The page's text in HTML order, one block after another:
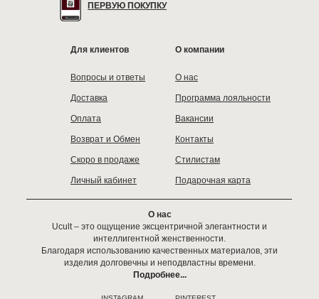
Для клиентов
Вопросы и ответы
Доставка
Оплата
ПЕРВУЮ ПОКУПКУ
Возврат и Обмен
Скоро в продаже
О компании
Личный кабинет
О нас
Программа лояльности
Вакансии
Контакты
Стилистам
Подарочная карта
О нас
Ucult – это ощущение эксцентричной элегантности и
интеллигентной женственности.
Благодаря использованию качественных материалов, эти
изделия долговечны и неподвластны времени.
Подробнее...